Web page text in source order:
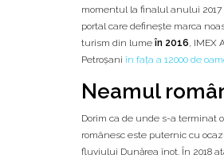
momentul la finalul anului
portal care definește marca
turism din lume în 2016, IMEX
Petroșani în fața a 12000 de
Neamul
Dorim ca de unde s-a terminat
românesc este puternic cu
fluviului Dunărea înot. În 2018